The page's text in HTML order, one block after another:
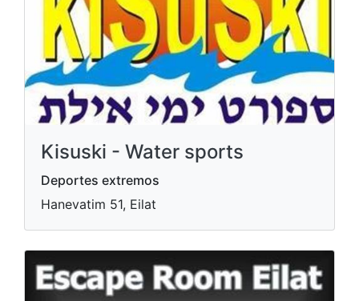
Kisuski - Water sports
Deportes extremos
Hanevatim 51, Eilat